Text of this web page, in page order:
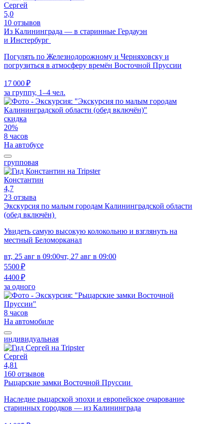
Сергей
5,0
10 отзывов
Из Калининграда — в старинные Гердауэн
и Инстербург
Погулять по Железнодорожному и Черняховску и
погрузиться в атмосферу времён Восточной Пруссии
17 000 ₽
за группу, 1–4 чел.
скидка
20%
8 часов
На автобусе
групповая
Константин
4,7
23 отзыва
Экскурсия по малым городам Калининградской области
(обед включён)
Увидеть самую высокую колокольню и взглянуть на
местный Беломорканал
вт, 25 авг в 09:00чт, 27 авг в 09:00
5500 ₽
4400 ₽
за одного
8 часов
На автомобиле
индивидуальная
Сергей
4,81
160 отзывов
Рыцарские замки Восточной Пруссии
Наследие рыцарской эпохи и европейское очарование
старинных городков — из Калининграда